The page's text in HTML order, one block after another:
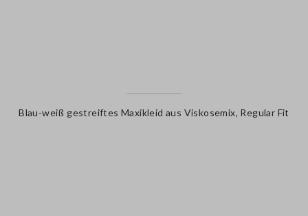
Blau-weiß gestreiftes Maxikleid aus Viskosemix, Regular Fit